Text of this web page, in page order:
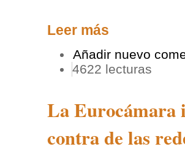
Leer más
Añadir nuevo
4622 lecturas
La Eurocámara
contra de las